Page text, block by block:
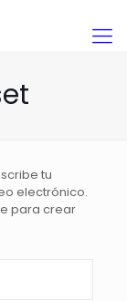
tu
electrónico.
para crear